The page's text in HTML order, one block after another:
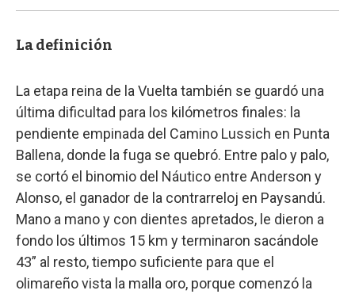
La definición
La etapa reina de la Vuelta también se guardó una
última dificultad para los kilómetros finales: la
pendiente empinada del Camino Lussich en Punta
Ballena, donde la fuga se quebró. Entre palo y palo,
se cortó el binomio del Náutico entre Anderson y
Alonso, el ganador de la contrarreloj en Paysandú.
Mano a mano y con dientes apretados, le dieron a
fondo los últimos 15 km y terminaron sacándole
43” al resto, tiempo suficiente para que el
olimareño vista la malla oro, porque comenzó la